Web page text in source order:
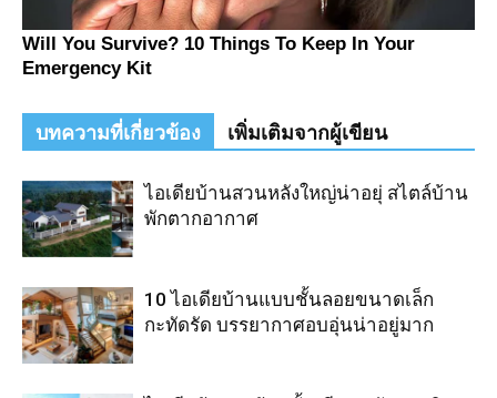
บทความที่เกี่ยวข้อง เพิ่มเติมจากผู้เขียน
ไอเดียบ้านสวนหลังใหญ่น่าอยุ่ สไตล์บ้าน
พักตากอากาศ
10 ไอเดียบ้านแบบชั้นลอยขนาดเล็ก
กะทัดรัด บรรยากาศอบอุ่นน่าอยู่มาก